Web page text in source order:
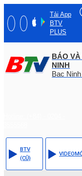
Tải App
BTV
PLUS
BÁO VÀ
NINH
Bac
BTV
(CŨ)
VIDEO